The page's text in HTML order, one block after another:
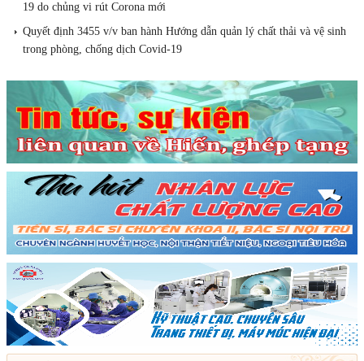
19 do chủng vi rút Corona mới
Quyết định 3455 v/v ban hành Hướng dẫn quản lý chất thải và vệ sinh
trong phòng, chống dịch Covid-19